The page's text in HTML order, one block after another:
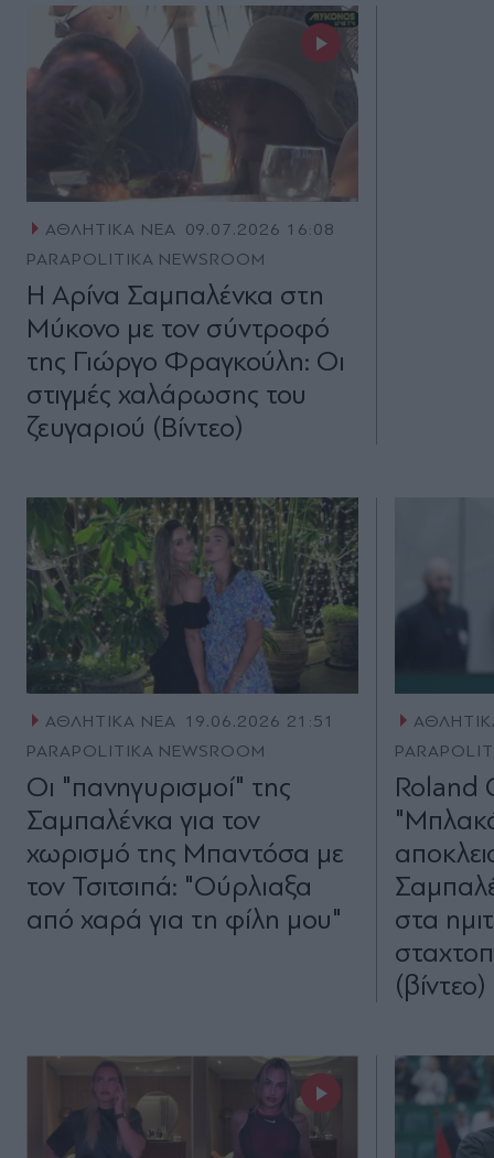
ΑΘΛΗΤΙΚΑ ΝΕΑ 09.07.2026 16:08
PARAPOLITIKA NEWSROOM
Η Αρίνα Σαμπαλένκα στη
Μύκονο με τον σύντροφό
της Γιώργο Φραγκούλη: Οι
στιγμές χαλάρωσης του
ζευγαριού (Βίντεο)
ΑΘΛΗΤΙΚΑ ΝΕΑ 19.06.2026 21:51
PARAPOLITIKA NEWSROOM
Οι "πανηγυρισμοί" της
Σαμπαλένκα για τον
χωρισμό της Μπαντόσα με
τον Τσιτσιπά: "Ούρλιαξα
από χαρά για τη φίλη μου"
Roland
στα
(βίντεο)